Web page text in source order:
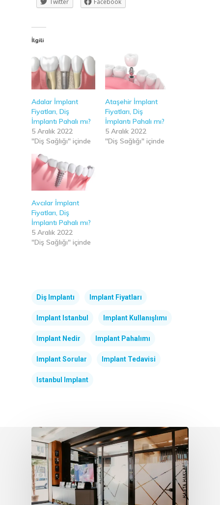
Twitter Facebook
İlgili
Adalar İmplant
Fiyatları, Diş
İmplantı Pahalı mı?
5 Aralık 2022
"Diş Sağlığı" içinde
Ataşehir İmplant
Fiyatları, Diş
İmplantı Pahalı mı?
5 Aralık 2022
"Diş Sağlığı" içinde
Avcılar İmplant
Fiyatları, Diş
İmplantı Pahalı mı?
5 Aralık 2022
"Diş Sağlığı" içinde
Diş Implantı Implant Fiyatları
Implant Istanbul Implant Kullanışlımı
Implant Nedir Implant Pahalımı
Implant Sorular Implant Tedavisi
Istanbul Implant